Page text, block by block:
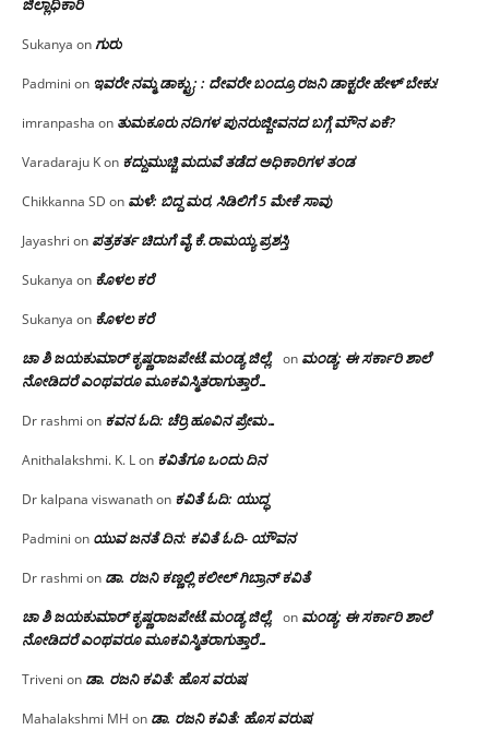
ಜಿಲ್ಲಾಧಿಕಾರಿ
Sukanya onಗುರು
Padmini on ಇವರೇ ನಮ್ಮ ಡಾಕ್ಟ್ರು; : ದೇವರೇ ಬಂದ್ರೂ ರಜನಿ ಡಾಕ್ಟರೇ ಹೇಳ್ ಬೇಕು!
imranpasha on ತುಮಕೂರು ನದಿಗಳ ಪುನರುಜ್ಜೀವನದ ಬಗ್ಗೆ ಮೌನ ಏಕೆ?
Varadaraju Kon ಕದ್ದುಮುಚ್ಚಿ ಮದುವೆ ತಡೆದ ಅಧಿಕಾರಿಗಳ ತಂಡ
Chikkanna SD on ಮಳೆ: ಬಿದ್ದ ಮರ, ಸಿಡಿಲಿಗೆ 5 ಮೇಕೆ ಸಾವು
Jayashri on ಪತ್ರಕರ್ತ ಚಿದುಗೆ ವೈ.ಕೆ.ರಾಮಯ್ಯ ಪ್ರಶಸ್ತಿ
Sukanya on ಕೊಳಲ ಕರೆ
Sukanya on ಕೊಳಲ ಕರೆ
ಚಾ ಶಿ ಜಯಕುಮಾರ್ ಕೃಷ್ಣರಾಜಪೇಟೆ.ಮಂಡ್ಯ ಜಿಲ್ಲೆ. on ಮಂಡ್ಯ: ಈ ಸರ್ಕಾರಿ ಶಾಲೆ
ನೋಡಿದರೆ ಎಂಥವರೂ ಮೂಕವಿಸ್ಮಿತರಾಗುತ್ತಾರೆ…
Dr rashmi on ಕವನ ಓದಿ: ಚೆರ್ರಿ ಹೂವಿನ ಪ್ರೇಮ…
Anithalakshmi. K. Lon ಕವಿತೆಗೂ ಒಂದು ದಿನ
Dr kalpana viswanathon ಕವಿತೆ ಓದಿ: ಯುದ್ಧ
Padmini on ಯುವ ಜನತೆ ದಿನ: ಕವಿತೆ ಓದಿ- ಯೌವನ
Dr rashmi on ಡಾ. ರಜನಿ‌ ಕಣ್ಣಲ್ಲಿ ಕಲೀಲ್ ಗಿಬ್ರಾನ್ ಕವಿತೆ
ಚಾ ಶಿ ಜಯಕುಮಾರ್ ಕೃಷ್ಣರಾಜಪೇಟೆ.ಮಂಡ್ಯ ಜಿಲ್ಲೆ. on ಮಂಡ್ಯ: ಈ ಸರ್ಕಾರಿ ಶಾಲೆ
ನೋಡಿದರೆ ಎಂಥವರೂ ಮೂಕವಿಸ್ಮಿತರಾಗುತ್ತಾರೆ…
Triveni on ಡಾ. ರಜನಿ ಕವಿತೆ: ಹೊಸ ವರುಷ
Mahalakshmi MH on ಡಾ. ರಜನಿ ಕವಿತೆ: ಹೊಸ ವರುಷ